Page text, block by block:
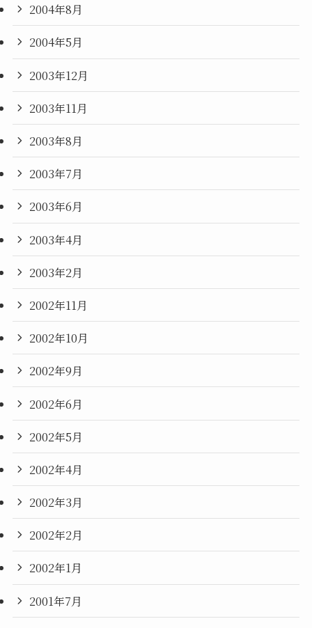
2004年8月
2004年5月
2003年12月
2003年11月
2003年8月
2003年7月
2003年6月
2003年4月
2003年2月
2002年11月
2002年10月
2002年9月
2002年6月
2002年5月
2002年4月
2002年3月
2002年2月
2002年1月
2001年7月